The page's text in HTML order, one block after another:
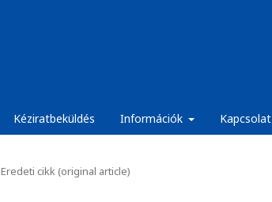
Kéziratbeküldés Információk Kapcsolat
Eredeti cikk (original article)